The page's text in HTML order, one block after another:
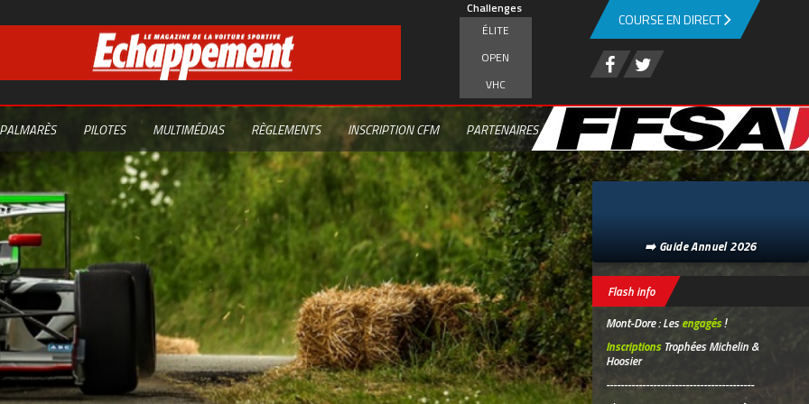
Challenges
ÉLITE
OPEN
VHC
PALMARÈS PILOTES MULTIMÉDIAS RÈGLEMENTS INSCRIPTION CFM PARTENAIRES
COURSE EN DIRECT
➡️ Guide Annuel 2026
Flash info
Mont-Dore : Lesengagés!
InscriptionsTrophées Michelin &
Hoosier
-----------------------------------------